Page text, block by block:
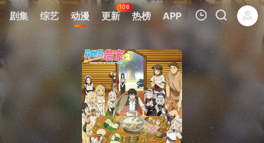
剧集 综艺 动漫 更新
106
热榜 APP
我的观影记录
暂无观看影片的记录